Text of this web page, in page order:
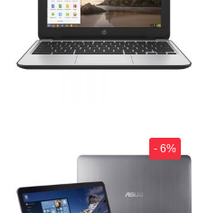
- 6%